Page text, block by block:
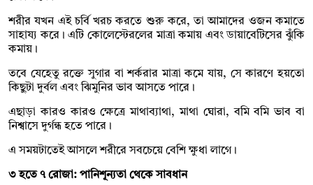
শরীর যখন এই চর্বি খরচ করতে শুরু করে, তা আমাদের ওজন কমাতে
সাহায্য করে। এটি কোলেস্টেরলের মাত্রা কমায় এবং ডায়াবেটিসের ঝুঁকি
কমায়।
তবে যেহেতু রক্তে সুগার বা শর্করার মাত্রা কমে যায়, সে কারণে হয়তো
কিছুটা দুর্বল এবং ঝিমুনির ভাব আসতে পারে।
এছাড়া কারও কারও ক্ষেত্রে মাথাব্যাথা, মাথা ঘোরা, বমি বমি ভাব বা
নিশ্বাসে দুর্গন্ধ হতে পারে।
এ সময়টাতেই আসলে শরীরে সবচেয়ে বেশি ক্ষুধা লাগে।
৩ হতে ৭ রোজা: পানিশূন্যতা থেকে সাবধান